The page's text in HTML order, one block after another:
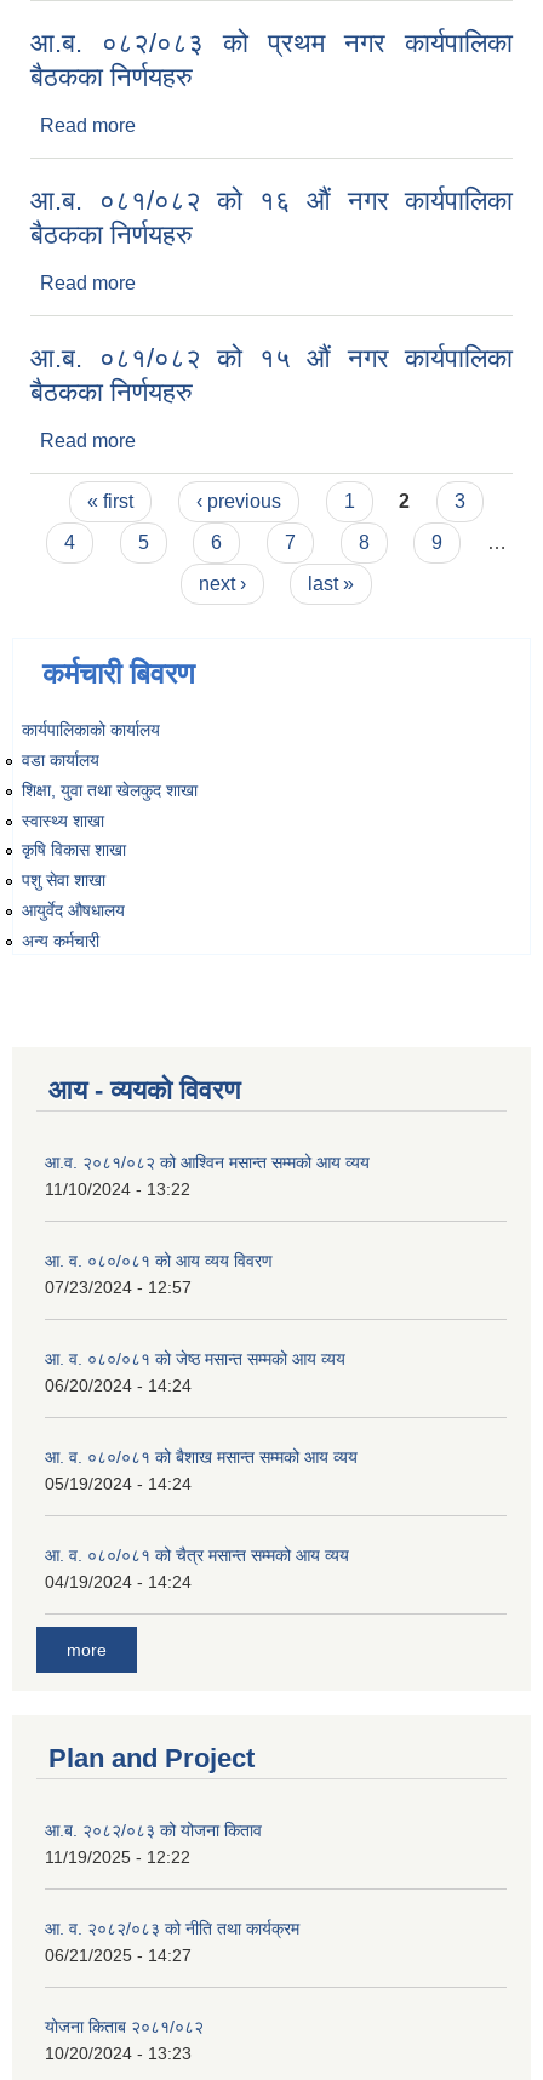
आ.ब. ०८२/०८३ को प्रथम नगर कार्यपालिका
बैठकका निर्णयहरु
Read more
आ.ब. ०८१/०८२ को १६ औं नगर कार्यपालिका
बैठकका निर्णयहरु
Read more
आ.ब. ०८१/०८२ को १५ औं नगर कार्यपालिका
बैठकका निर्णयहरु
Read more
Pages
« first ‹ previous 1 2
3
4
5 6 7 8 9
…
next ›
last »
कर्मचारी बिवरण
कार्यपालिकाको कार्यालय
वडा कार्यालय
शिक्षा, युवा तथा खेलकुद शाखा
स्वास्थ्य शाखा
कृषि विकास शाखा
पशु सेवा शाखा
आयुर्वेद औषधालय
अन्य कर्मचारी
आय - व्ययको विवरण
आ.व. २०८१/०८२ को आश्विन मसान्त सम्मको आय व्यय
11/10/2024 - 13:22
आ. व. ०८०/०८१ को आय व्यय विवरण
07/23/2024 - 12:57
आ. व. ०८०/०८१ को जेष्ठ मसान्त सम्मको आय व्यय
06/20/2024 - 14:24
आ. व. ०८०/०८१ को बैशाख मसान्त सम्मको आय व्यय
05/19/2024 - 14:24
आ. व. ०८०/०८१ को चैत्र मसान्त सम्मको आय व्यय
04/19/2024 - 14:24
more
Plan and Project
आ.ब. २०८२/०८३ को योजना किताव
11/19/2025 - 12:22
आ. व. २०८२/०८३ को नीति तथा कार्यक्रम
06/21/2025 - 14:27
योजना किताब २०८१/०८२
10/20/2024 - 13:23